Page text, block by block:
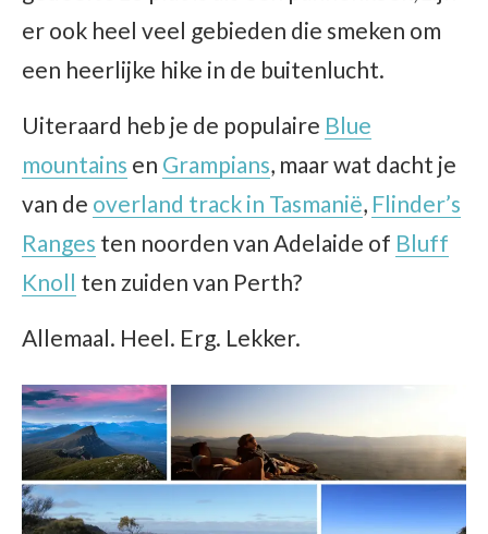
er ook heel veel gebieden die smeken om
een heerlijke hike in de buitenlucht.
Uiteraard heb je de populaire Blue
mountains en Grampians, maar wat dacht je
van de overland track in Tasmanië, Flinder’s
Ranges ten noorden van Adelaide of Bluff
Knoll ten zuiden van Perth?
Allemaal. Heel. Erg. Lekker.